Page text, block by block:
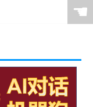
☚